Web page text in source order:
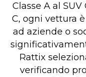
Classe A al
C, ogni vettura
ad aziende o
Rattix
verificando